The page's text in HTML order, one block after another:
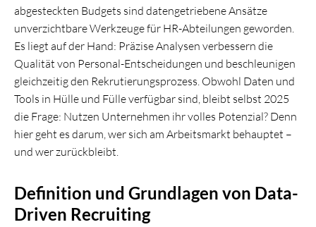
abgesteckten Budgets sind datengetriebene Ansätze
unverzichtbare Werkzeuge für HR-Abteilungen geworden.
Es liegt auf der Hand: Präzise Analysen verbessern die
Qualität von Personal-Entscheidungen und beschleunigen
gleichzeitig den Rekrutierungsprozess. Obwohl Daten und
Tools in Hülle und Fülle verfügbar sind, bleibt selbst 2025
die Frage: Nutzen Unternehmen ihr volles Potenzial? Denn
hier geht es darum, wer sich am Arbeitsmarkt behauptet –
und wer zurückbleibt.
Definition und Grundlagen von Data-
Driven Recruiting